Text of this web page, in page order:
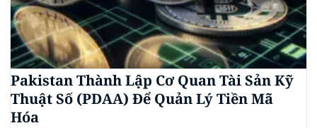
Pakistan Thành Lập Cơ Quan Tài Sản Kỹ
Thuật Số (PDAA) Để Quản Lý Tiền Mã
Hóa